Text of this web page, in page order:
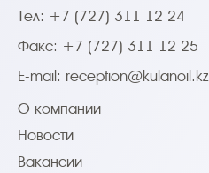
Тел: +7 (727) 311 12 24
Факс: +7 (727) 311 12 25
E-mail: reception@kulanoil.kz
О компании
Новости
Вакансии